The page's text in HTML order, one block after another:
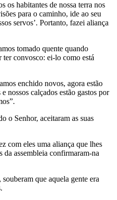
os habitantes de nossa terra nos
para o caminho, ide ao seu
servos’. Portanto, fazei alian­ça
tomado quente quando
ter convosco: ei-lo como está
enchido novos, agora estão
nossos calçados estão gastos por
o Senhor, aceitaram as suas
com eles uma aliança que lhes
da assembleia confirmaram-na
que aquela gente era